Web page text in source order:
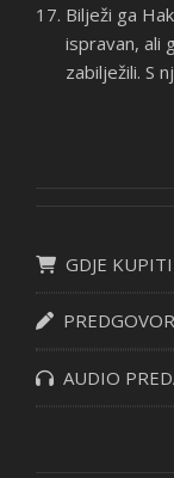
Bilježi ga
ispravan, ali
zabilježili. S
GDJE
AUDIO